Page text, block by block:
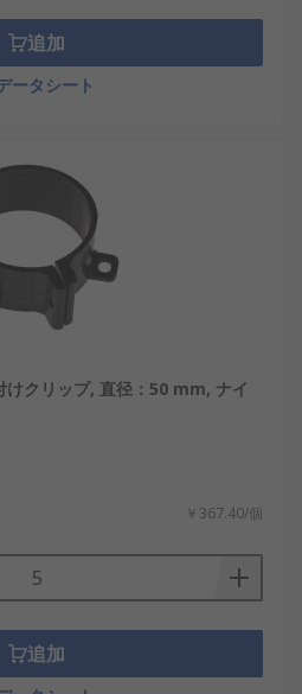
追加
ータシート
けクリップ, 直径：50 mm, ナイ
￥367.40/個
追加